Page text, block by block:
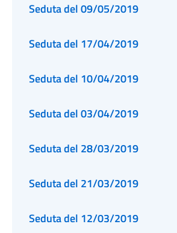
Seduta del 09/05/2019
Seduta del 17/04/2019
Seduta del 10/04/2019
Seduta del 03/04/2019
Seduta del 28/03/2019
Seduta del 21/03/2019
Seduta del 12/03/2019